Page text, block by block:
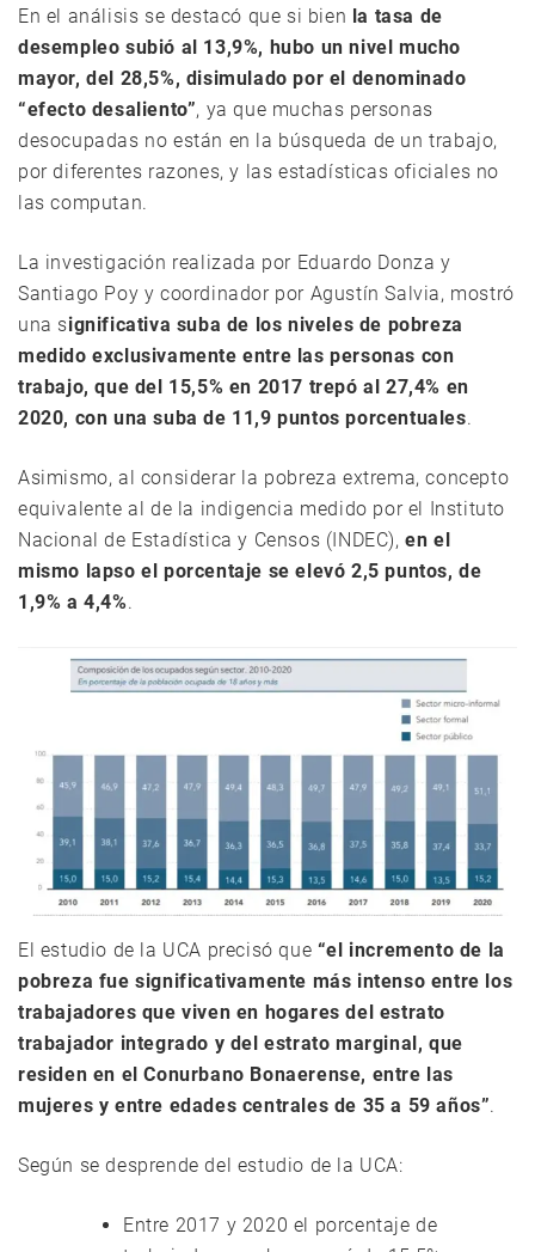
En el análisis se destacó que si bien la tasa de
desempleo subió al 13,9%, hubo un nivel mucho
mayor, del 28,5%, disimulado por el denominado
“efecto desaliento”, ya que muchas personas
desocupadas no están en la búsqueda de un trabajo,
por diferentes razones, y las estadísticas oficiales no
las computan.
La investigación realizada por Eduardo Donza y
Santiago Poy y coordinador por Agustín Salvia, mostró
una significativa suba de los niveles de pobreza
medido exclusivamente entre las personas con
trabajo, que del 15,5% en 2017 trepó al 27,4% en
2020, con una suba de 11,9 puntos porcentuales.
Asimismo, al considerar la pobreza extrema, concepto
equivalente al de la indigencia medido por el Instituto
Nacional de Estadística y Censos (INDEC),en el
mismo lapso el porcentaje se elevó 2,5 puntos, de
1,9% a 4,4%.
El estudio de la UCA precisó que “el incremento de la
pobreza fue significativamente más intenso entre los
trabajadores que viven en hogares del estrato
trabajador integrado y del estrato marginal, que
residen en el Conurbano Bonaerense, entre las
mujeres y entre edades centrales de 35 a 59 años”.
Según se desprende del estudio de la UCA:
Entre 2017 y 2020 el porcentaje de